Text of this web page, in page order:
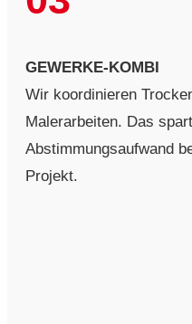
GEWERKE-KOMBI
Wir koordinieren
Malerarbeiten. Das
Abstimmungsaufwand
Projekt.